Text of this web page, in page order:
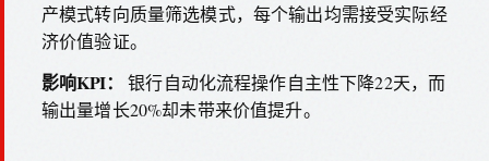
产模式转向质量筛选模式，每个输出均需接受实际经
济价值验证。
影响KPI：
银行自动化流程操作自主性下降22天，而
输出量增长20%却未带来价值提升。